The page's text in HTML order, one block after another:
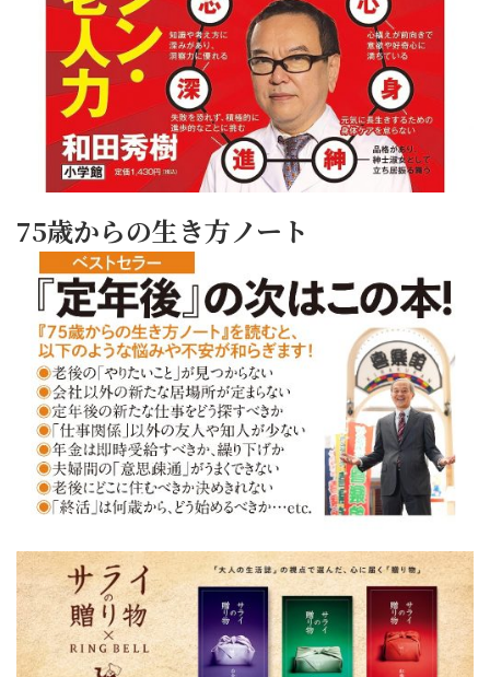
75歳からの生き方ノート